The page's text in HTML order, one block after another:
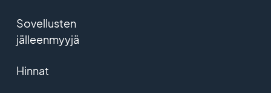
Sovellusten
jälleenmyyjä
Hinnat